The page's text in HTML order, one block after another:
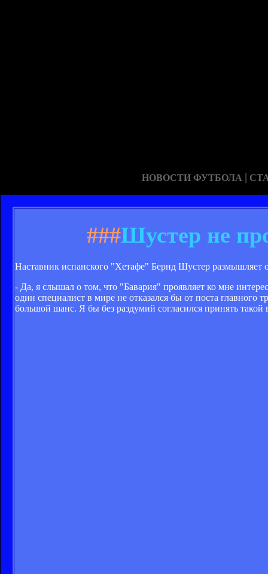
НОВОСТИ ФУТБОЛА |
###Шустер не
Наставник испанского "Хетафе" Бернд Шустер размышляет
- Да, я слышал о том, что "Бавария" проявляет ко мне
один специалист в мире не отказался бы от поста
большой шанс. Я бы без раздумий согласился принять такой